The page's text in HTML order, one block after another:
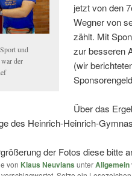
und
der
jetzt von den
Wegner von
zählt. Mit
zur besseren
(wir
Über das
des Heinrich-Heinrich-
der Fotos diese bitte
von Klaus Neuvians unterAllgemein